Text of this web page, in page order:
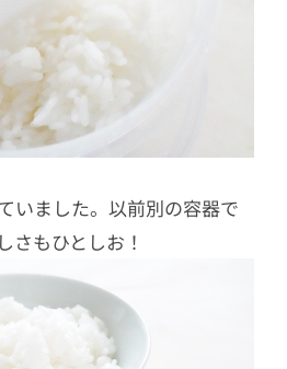
いました。以前別の容器で
さもひとしお！